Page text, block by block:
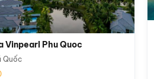
Vinpearl Phu Quoc
Quốc